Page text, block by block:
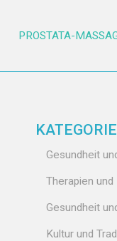
PROSTATA-
Gesundheit
Therapien
Gesundheit
Kultur und